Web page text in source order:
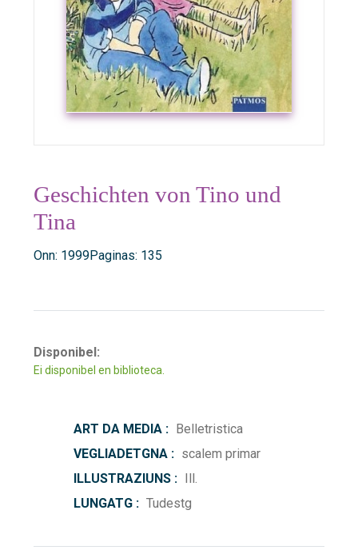
Geschichten von Tino und
Tina
Onn: 1999Paginas: 135
Disponibel:
Ei disponibel en biblioteca.
ART DA MEDIA :
Belletristica
VEGLIADETGNA : scalem primar
ILLUSTRAZIUNS :
Ill.
LUNGATG : Tudestg